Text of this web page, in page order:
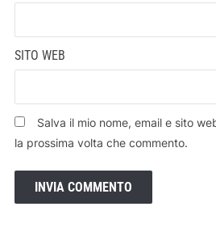
SITO WEB
Salva il mio nome, email e sito
la prossima volta che commento.